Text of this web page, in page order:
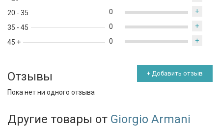
20 - 35
35 - 45
45 +
0 +
0 +
0 +
Отзывы + Добавить отзыв
Пока нет ни одного отзыва
Другие товары от Giorgio Armani